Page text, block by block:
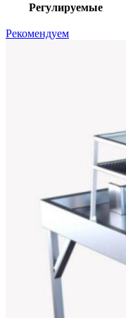
Регулируемые
Рекомендуем